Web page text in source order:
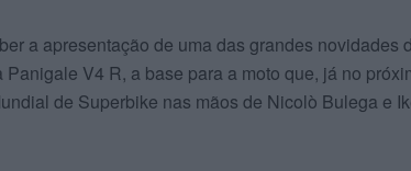
a apresentação de uma das grandes novidades
V4 R, a base para a moto que, já no
de Superbike nas mãos de Nicolò Bulega e